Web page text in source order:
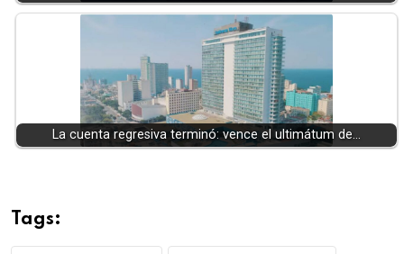
La cuenta regresiva terminó: vence el ultimátum de…
Tags: